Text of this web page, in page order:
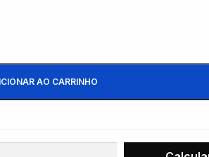
AO CARRINHO